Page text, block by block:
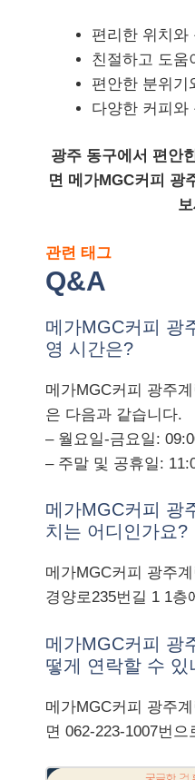
편리한 위치와
친절하고 도움
편안한 분위기
다양한 커피와
광주 동구에서 편안
면 메가MGC커피 광
관련 태그
Q&A
메가MGC커피 광
영 시간은?
메가MGC커피 광주
은 다음과 같습니다.
– 월요일-금요일:
– 주말 및 공휴일:
메가MGC커피 광
치는 어디인가요?
메가MGC커피 광주
경양로235번길 1 1층
메가MGC커피 광
떻게 연락할 수 있
메가MGC커피 광주
면 062-223-1007번